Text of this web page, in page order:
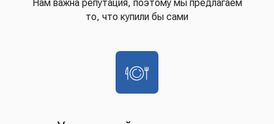
Нам важна репутация, поэтому мы предлагаем
то, что купили бы сами